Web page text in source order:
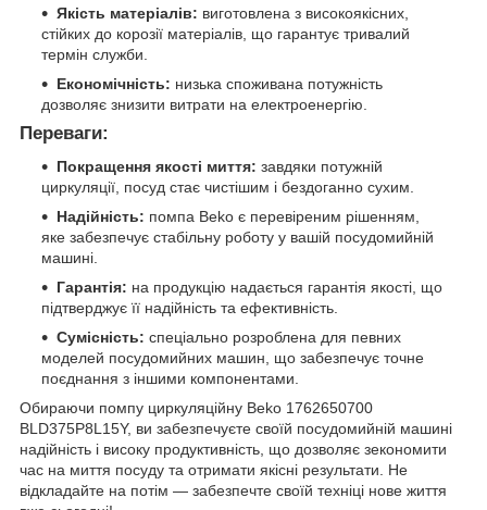
Якість матеріалів: виготовлена з високоякісних,
стійких до корозії матеріалів, що гарантує тривалий
термін служби.
Економічність: низька споживана потужність
дозволяє знизити витрати на електроенергію.
Переваги:
Покращення якості миття: завдяки потужній
циркуляції, посуд стає чистішим і бездоганно сухим.
Надійність: помпа Beko є перевіреним рішенням,
яке забезпечує стабільну роботу у вашій посудомийній
машині.
Гарантія: на продукцію надається гарантія якості, що
підтверджує її надійність та ефективність.
Сумісність: спеціально розроблена для певних
моделей посудомийних машин, що забезпечує точне
поєднання з іншими компонентами.
Обираючи помпу циркуляційну Beko 1762650700
BLD375P8L15Y, ви забезпечуєте своїй посудомийній машині
надійність і високу продуктивність, що дозволяє зекономити
час на миття посуду та отримати якісні результати. Не
відкладайте на потім — забезпечте своїй техніці нове життя